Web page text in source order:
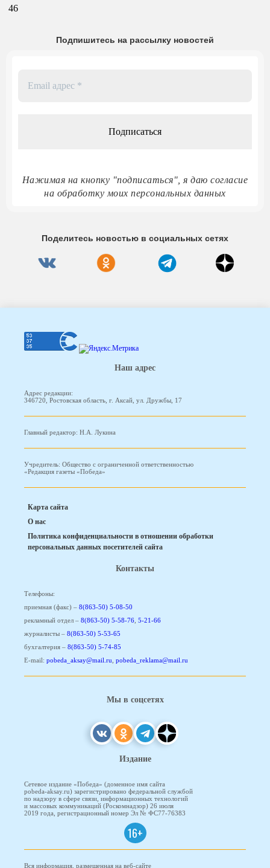
46
Подпишитесь на рассылку новостей
Нажимая на кнопку "подписаться", я даю согласие
на обработку моих персональных данных
Поделитесь новостью в социальных сетях
Наш адрес
Адрес редакции:
346720, Ростовская область, г. Аксай, ул. Дружбы, 17
Главный редактор: Н.А. Лукина
Учредитель: Общество с ограниченной ответственностью
«Редакция газеты «Победа»
Карта сайта
О нас
Политика конфиденциальности в отношении обработки
персональных данных посетителей сайта
Контакты
Телефоны:
приемная (факс) – 8(863-50) 5-08-50
рекламный отдел – 8(863-50) 5-58-76, 5-21-66
журналисты – 8(863-50) 5-53-65
бухгалтерия – 8(863-50) 5-74-85
E-mail: pobeda_aksay@mail.ru, pobeda_reklama@mail.ru
Мы в соцсетях
Издание
Сетевое издание «Победа» (доменное имя сайта
pobeda-aksay.ru) зарегистрировано федеральной службой
по надзору в сфере связи, информационных технологий
и массовых коммуникаций (Роскомнадзор) 26 июля
2019 года, регистрационный номер Эл № ФС77-76383
16+
Вся информация, размещенная на веб-сайте